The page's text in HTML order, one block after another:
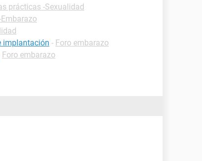
prácticas -Sexualidad
implantación - Foro embarazo
Foro embarazo